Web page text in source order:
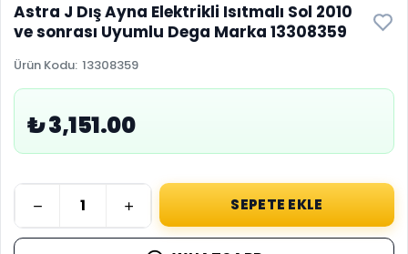
Astra J Dış Ayna Elektrikli Isıtmalı Sol 2010
ve sonrası Uyumlu Dega Marka 13308359
Ürün Kodu: 13308359
₺ 3,151.00
SEPETE EKLE